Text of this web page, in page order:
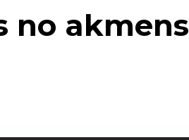
no akmens